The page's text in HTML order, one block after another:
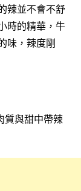
辣並不會不舒
時的精華，牛
味，辣度剛
質與甜中帶辣